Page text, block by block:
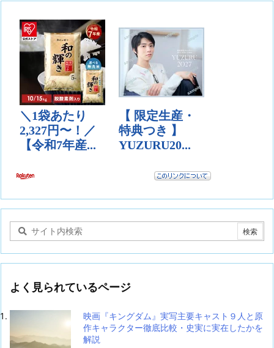
よく見られているページ
映画『キングダム』実写主要キャスト９人と原
作キャラクター徹底比較・史実に実在したかを
解説